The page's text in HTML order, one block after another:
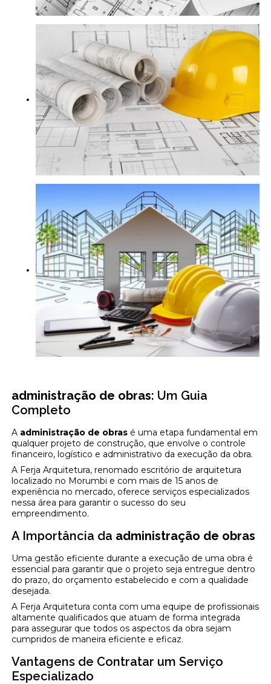
administração de obras: Um Guia
Completo
A administração de obras é uma etapa fundamental em
qualquer projeto de construção, que envolve o controle
financeiro, logístico e administrativo da execução da obra.
A Ferja Arquitetura, renomado escritório de arquitetura
localizado no Morumbi e com mais de 15 anos de
experiência no mercado, oferece serviços especializados
nessa área para garantir o sucesso do seu
empreendimento.
A Importância da administração de obras
Uma gestão eficiente durante a execução de uma obra é
essencial para garantir que o projeto seja entregue dentro
do prazo, do orçamento estabelecido e com a qualidade
desejada.
A Ferja Arquitetura conta com uma equipe de profissionais
altamente qualificados que atuam de forma integrada
para assegurar que todos os aspectos da obra sejam
cumpridos de maneira eficiente e eficaz.
Vantagens de Contratar um Serviço
Especializado